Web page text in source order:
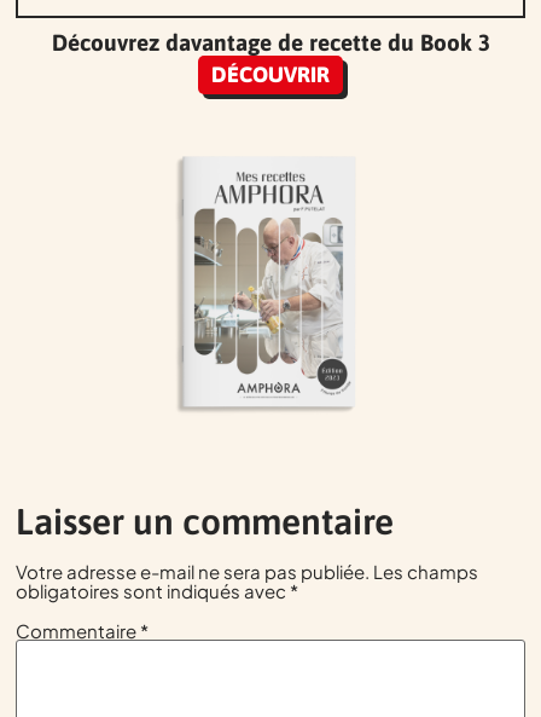
Découvrez davantage de recette du Book 3
DÉCOUVRIR
Laisser un commentaire
Votre adresse e-mail ne sera pas publiée. Les champs
obligatoires sont indiqués avec *
Commentaire *